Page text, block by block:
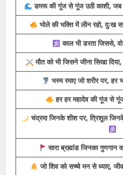
महाकाल की महिमा अपार,
डमरू की गूंज से गूंज उठी काशी, जब
भोले की भक्ति में लीन रहो, दुःख
काल भी डरता जिससे,
मौत को भी जिसने जीना सिखा
भस्म रमाए जो शरीर पर, हर
हर हर महादेव की गूंज से